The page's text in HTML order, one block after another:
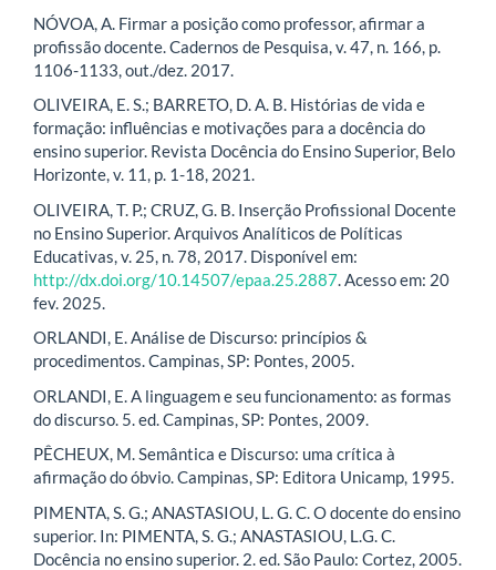
NÓVOA, A. Firmar a posição como professor, afirmar a
profissão docente. Cadernos de Pesquisa, v. 47, n. 166, p.
1106-1133, out./dez. 2017.
OLIVEIRA, E. S.; BARRETO, D. A. B. Histórias de vida e
formação: influências e motivações para a docência do
ensino superior. Revista Docência do Ensino Superior, Belo
Horizonte, v. 11, p. 1-18, 2021.
OLIVEIRA, T. P.; CRUZ, G. B. Inserção Profissional Docente
no Ensino Superior. Arquivos Analíticos de Políticas
Educativas, v. 25, n. 78, 2017. Disponível em:
http://dx.doi.org/10.14507/epaa.25.2887 . Acesso em: 20
fev. 2025.
ORLANDI, E. Análise de Discurso: princípios &
procedimentos. Campinas, SP: Pontes, 2005.
ORLANDI, E. A linguagem e seu funcionamento: as formas
do discurso. 5. ed. Campinas, SP: Pontes, 2009.
PÊCHEUX, M. Semântica e Discurso: uma crítica à
afirmação do óbvio. Campinas, SP: Editora Unicamp, 1995.
PIMENTA, S. G.; ANASTASIOU, L. G. C. O docente do ensino
superior. In: PIMENTA, S. G.; ANASTASIOU, L.G. C.
Docência no ensino superior. 2. ed. São Paulo: Cortez, 2005.